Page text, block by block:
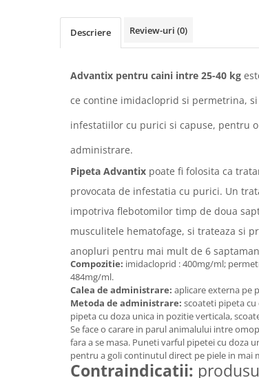
Descriere Review-uri (0)
Advantix pentru caini intre 25-40 kg
ce contine imidacloprid si permetrina,
infestatiilor cu purici si capuse, pentru
administrare.
Pipeta Advantix poate fi folosita ca
provocata de infestatia cu purici. Un
impotriva flebotomilor timp de doua
musculitele hematofage, si trateaza si
anopluri pentru mai mult de 6
Compozitie: imidacloprid : 400mg/ml;
484mg/ml.
Calea de administrare: aplicare externa pe
Metoda de administrare: scoateti pipeta
pipeta cu doza unica in pozitie verticala,
Se face o carare in parul animalului intre
fara a se masa. Puneti varful pipetei cu doza
pentru a goli continutul direct pe piele in mai
Contraindicatii: